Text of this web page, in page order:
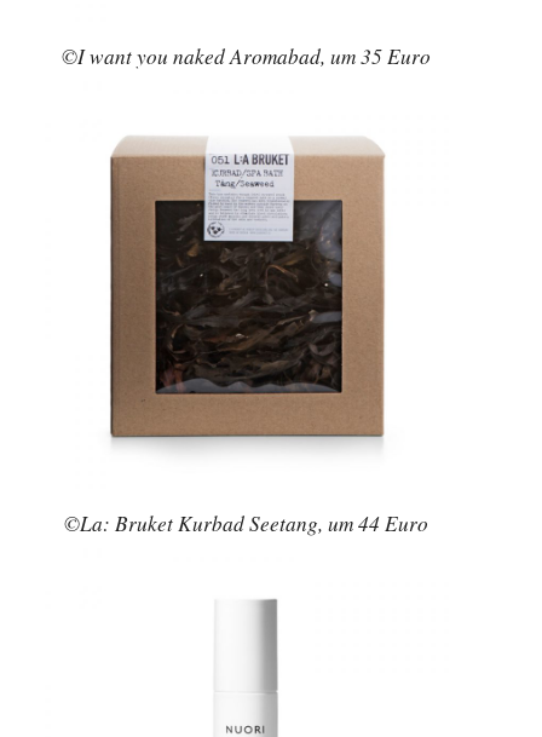
©I want you naked Aromabad, um 35 Euro
©La: Bruket Kurbad Seetang, um 44 Euro